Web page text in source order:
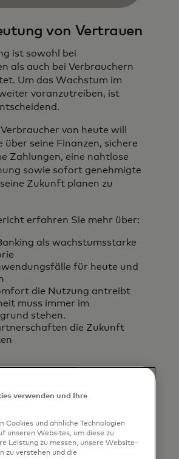
von Vertrauen
ist sowohl bei
als auch bei Verbrauchern
Um das Wachstum im
voranzutreiben, ist
von heute will
über seine Finanzen, sichere
Zahlungen, eine nahtlose
sowie sofort genehmigte
Zukunft planen zu
erfahren Sie mehr über:
als wachstumsstarke
für heute und
die Nutzung antreibt
muss immer im
stehen.
die Zukunft
verwenden und Ihre
Cookies und ähnliche Technologien
unseren Websites, um diese zu
Leistung zu messen, unsere Website-
zu verstehen und die